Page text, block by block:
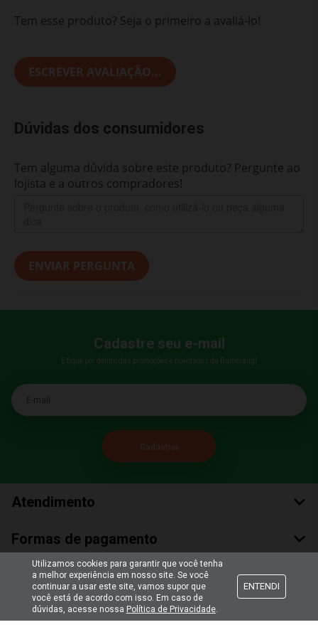
Tem esse produto? Seja o primeiro a avaliá-lo!
ESCREVER AVALIAÇÃO...
Dúvidas dos consumidores
Tem alguma dúvida sobre este produto? Pergunte ao
lojista e a outros compradores!
ENVIAR PERGUNTA
Cadastre seu e-mail
E fique por dentro das promoções e novidades da Bumerang!
E-mail
Atendimento
Formas de pagamento
Formas de envio
Selos de segurança
Utilizamos cookies para garantir que você tenha
a melhor experiência em nosso site. Se você
continuar a usar este site, vamos supor que
você está de acordo com isso. Em caso de
dúvidas, acesse nossa Política de Privacidade.
ENTENDI